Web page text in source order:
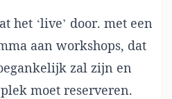
het ‘live’ door. met een
aan workshops, dat
zal zijn en
moet reserveren.